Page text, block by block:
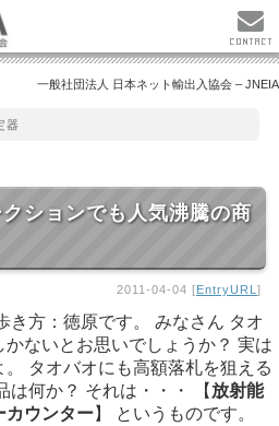
一般社団法人 日本ネット輸出入協会 – JNEIA
器
ションでも人気沸騰の商
2011-04-04 [EntryURL ]
き方：徳原です。 みなさん タオ
ないとお思いでしょうか？ 実は
タオバオにも高額落札を狙える
は何か？ それは・・・ 【 放射能
カウンター】 というものです。
CONTACT